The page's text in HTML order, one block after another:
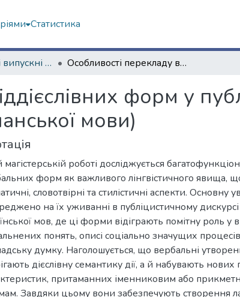
Статистика
Кваліфікаційні випускні роботи магістрів. Факультет іноземних мов Особливості перекладу віддієслівних форм у публіцистичному мовленні (на прикладі іспанської мови)
форм у
мови)
магістерській роботі досліджується
форм як важливого лінгвістичного явища,
словотвірні та стилістичні аспекти. Основну
на їх уживанні в публіцистичному дискурсі
мов, де ці форми відіграють помітну роль у
понять, описі соціально значущих
думку. Наголошується, що вербальні
дієслівну семантику дії, а й набувають
притаманних іменниковим або
Завдяки цьому вони забезпечують створення